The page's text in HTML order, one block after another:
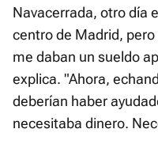
Navacerrada, otro día
centro de Madrid,
me daban un sueldo
explica. "Ahora,
deberían haber
necesitaba dinero.